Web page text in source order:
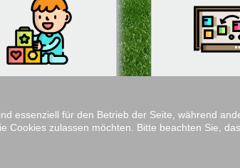
essenziell für den Betrieb der Seite, während
Cookies zulassen möchten. Bitte beachten Sie,